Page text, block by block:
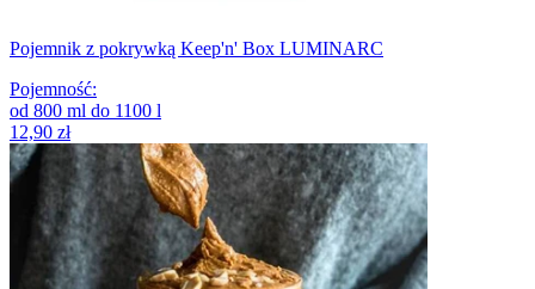
Pojemnik z pokrywką Keep'n' Box LUMINARC
Pojemność:
od 800 ml do 1100 l
12,90 zł